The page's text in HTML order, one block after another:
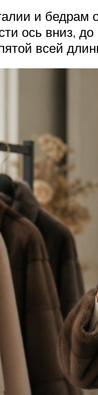
и бедрам
ось вниз,
всей